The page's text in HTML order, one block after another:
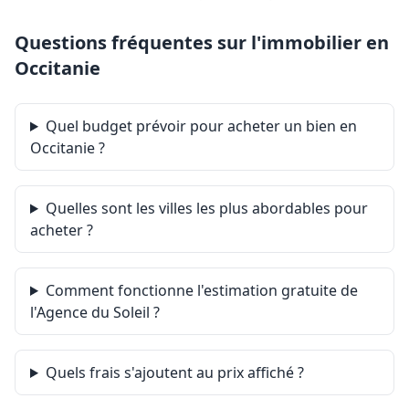
informations sur les risques auxquels ce bien est
exposé sont disponibles sur le site Géorisques :
.
Retrouvez tous nos biens sur www.agencedusoleil.com
Questions fréquentes sur l'immobilier en
Occitanie
Quel budget prévoir pour acheter un bien en
Occitanie ?
Quelles sont les villes les plus abordables pour
acheter ?
Comment fonctionne l'estimation gratuite de
l'Agence du Soleil ?
Quels frais s'ajoutent au prix affiché ?